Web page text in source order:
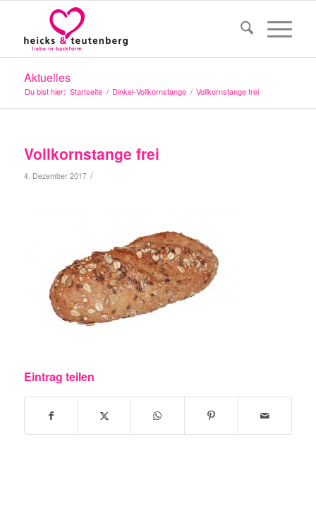
Aktuelles
Du bist hier: Startseite / Dinkel-Vollkornstange / Vollkornstange frei
Vollkornstange frei
4. Dezember 2017 /
Eintrag teilen